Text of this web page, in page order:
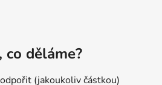
co děláme?
(jakoukoliv částkou)